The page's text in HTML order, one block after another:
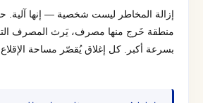
إزالة المخاطر ليست شخصية — إنها آلية.
منطقة خَرج منها مصرف، يَرث المصرف
بسرعة أكبر. كل إغلاق يُقصّر مساحة الإقلاع